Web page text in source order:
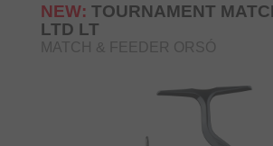
NEW: TOURNAMENT
LTD LT
MATCH & FEEDER ORSÓ